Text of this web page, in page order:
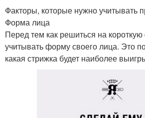
Факторы, которые нужно учитывать
Форма лица
Перед тем как решиться на
учитывать форму своего лица. Это
какая стрижка будет наиболее